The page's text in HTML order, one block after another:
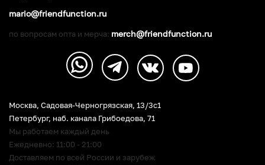
Москва, Садовая-Черногрязская, 13/3c1
Петербург, наб. канала Грибоедова, 71
Мы работаем каждый день
Ежедневно: 11:00 - 21:00
Доставляем по всей России и зарубеж
mario@friendfunction.ru
по вопросам опта и мерча: merch@friendfunction.ru